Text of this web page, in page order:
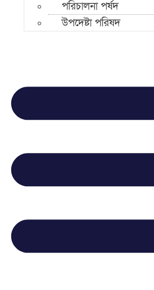
পরিচালনা পর্ষদ
উপদেষ্টা পরিষদ